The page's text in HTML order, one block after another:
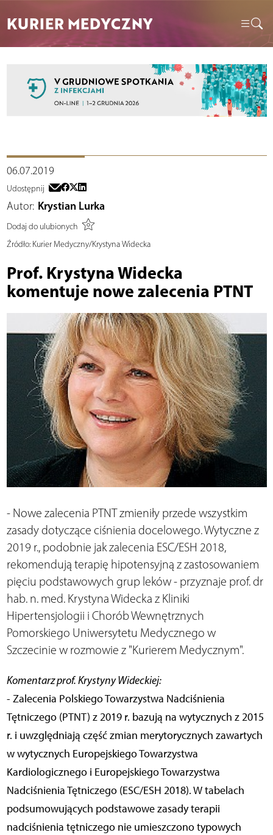
KURIER MEDYCZNY
06.07.2019
Udostępnij
Autor: Krystian Lurka
Dodaj do ulubionych
Źródło:Kurier Medyczny/Krystyna Widecka
Prof. Krystyna Widecka
komentuje nowe zalecenia PTNT
- Nowe zalecenia PTNT zmieniły przede wszystkim
zasady dotyczące ciśnienia docelowego. Wytyczne z
2019 r., podobnie jak zalecenia ESC/ESH 2018,
rekomendują terapię hipotensyjną z zastosowaniem
pięciu podstawowych grup leków - przyznaje prof. dr
hab. n. med. Krystyna Widecka z Kliniki
Hipertensjologii i Chorób Wewnętrznych
Pomorskiego Uniwersytetu Medycznego w
Szczecinie w rozmowie z "Kurierem Medycznym".
Komentarz prof. Krystyny Wideckiej:
- Zalecenia Polskiego Towarzystwa Nadciśnienia
Tętniczego (PTNT) z 2019 r. bazują na wytycznych z 2015
r. i uwzględniają część zmian merytorycznych zawartych
w wytycznych Europejskiego Towarzystwa
Kardiologicznego i Europejskiego Towarzystwa
Nadciśnienia Tętniczego (ESC/ESH 2018). W tabelach
podsumowujących podstawowe zasady terapii
nadciśnienia tętniczego nie umieszczono typowych